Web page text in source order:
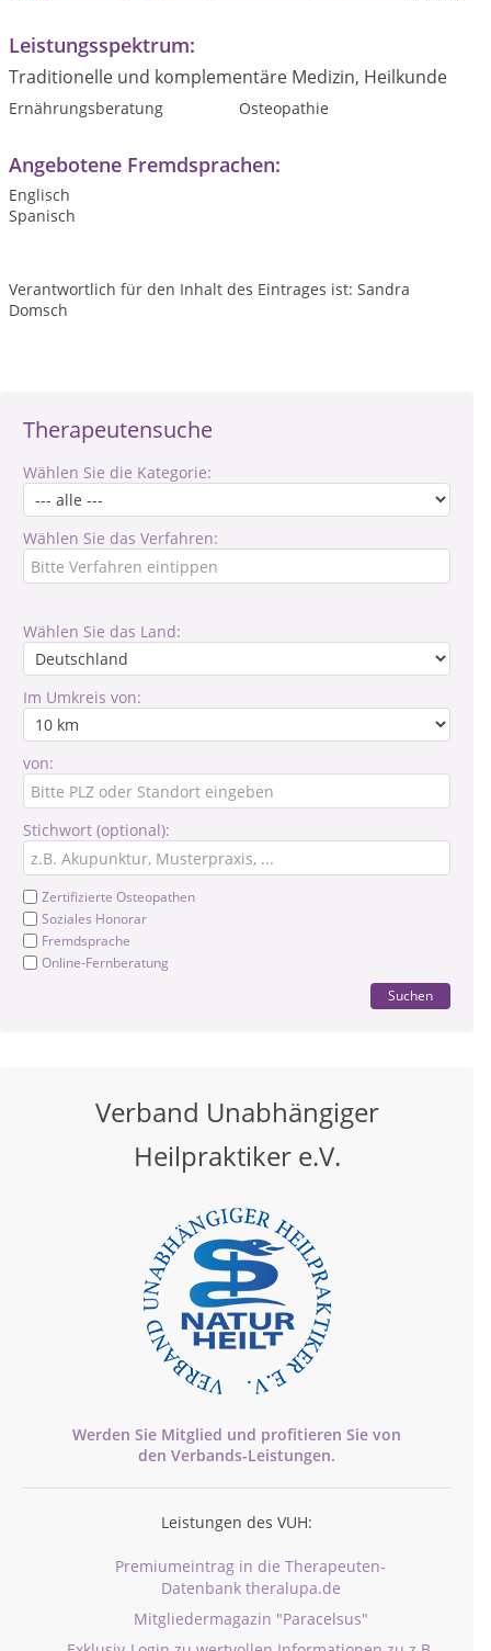
Therapeutensuche
Wählen Sie die Kategorie:
Wählen Sie das Verfahren:
Wählen Sie das Land:
Im Umkreis von:
von:
Stichwort (optional):
Zertifizierte Osteopathen
Soziales Honorar
Fremdsprache
Online-Fernberatung
Suchen
Verband Unabhängiger
Heilpraktiker e.V.
Werden Sie Mitglied und profitieren Sie von
den Verbands-Leistungen.
Leistungen des VUH:
Premiumeintrag in die Therapeuten-
Datenbank theralupa.de
Mitgliedermagazin "Paracelsus"
Leistungsspektrum:
Traditionelle und komplementäre Medizin, Heilkunde
Ernährungsberatung Osteopathie
Angebotene Fremdsprachen:
Englisch
Spanisch
Verantwortlich für den Inhalt des Eintrages ist: Sandra
Domsch